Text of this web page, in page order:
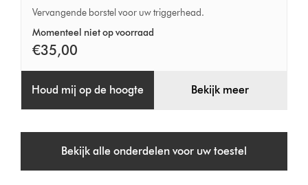
Vervangende borstel voor uw triggerhead.
Momenteel niet op voorraad
€35,00
Houd mij op de hoogte Bekijk meer
Bekijk alle onderdelen voor uw toestel